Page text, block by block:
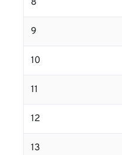
8
9
10
11
12
13